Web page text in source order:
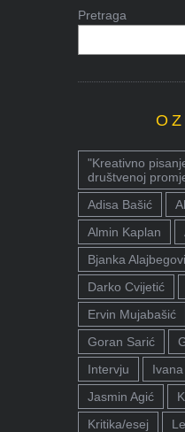
Pretraga
"Kreativno
društvenoj
Adisa Bašić
Almin Kaplan
Bjanka
Darko Cvijetić
Ervin Mujabašić
Goran Sarić
Intervju
Jasmin Agić
Kritika/esej